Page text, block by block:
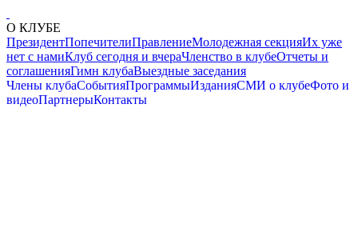
О КЛУБЕ
ПрезидентПопечителиПравлениеМолодежная секцияИх уже
нет с намиКлуб сегодня и вчераЧленство в клубеОтчеты и
соглашенияГимн клубаВыездные заседания
Члены клубаСобытияПрограммыИзданияСМИ о клубеФото и
видеоПартнерыКонтакты